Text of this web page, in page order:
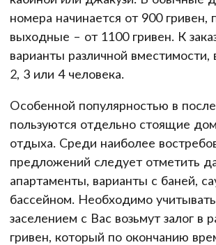
номера начинается от 900 гривен,
выходные – от 1100 гривен. К
варианты различной вместимости,
2, 3 или 4 человека.
Особенной популярностью в
пользуются отдельно стоящие
отдыха. Среди наиболее
предложений следует отметить
апартаменты, варианты с баней,
бассейном. Необходимо
заселением с Вас возьмут залог в
гривен, который по окончанию